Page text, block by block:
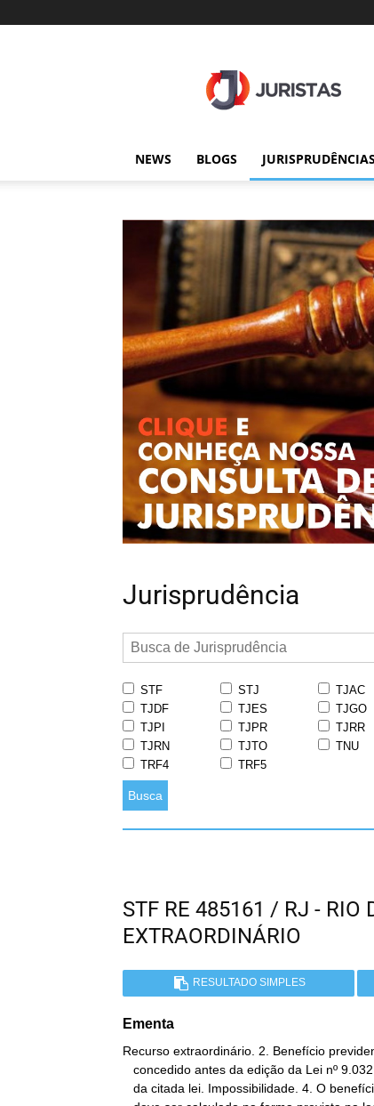
NEWS BLOGS
Jurisprudência
STF STJ TJAC
TJDF
TJES TJGO
TJPI
TJPR TJRR
TJRN
TJTO TNU
TRF4
TRF5
Busca
STF RE 485161 / RJ - RIO
EXTRAORDINÁRIO
RESULTADO SIMPLES
Ementa
Recurso extraordinário. 2. Benefício